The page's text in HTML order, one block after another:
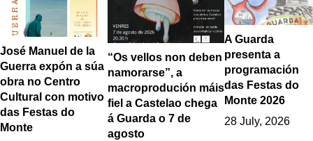
José Manuel de la
Guerra expón a súa
obra no Centro
Cultural con motivo
das Festas do
Monte
“Os vellos non deben
namorarse”, a
macroprodución máis
fiel a Castelao chega
á Guarda o 7 de
agosto
A Guarda
presenta a
programación
das Festas do
Monte 2026
28 July, 2026